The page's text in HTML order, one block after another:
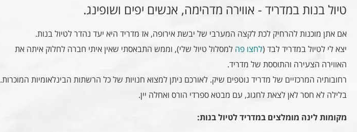
טיול בנות במדריד - אווירה מדהימה, אנשים יפים ושופינג.
אם אתן מוכנות להרחיק לכת לקצה המערבי של יבשת אירופה, אז מדריד היא יעד נהדר לטיול בנות.
יצא לי לטיול במדריד לבד (לחצו פה למסלול טיול שלי), וממש התבאסתי שאין איתי חברה לחלוק איתה את
האווירה הצעירה והתוססת של מדריד.
רחובותיה המרכזיים של מדריד נוטפים שיק. לאורכם ניתן למצוא חנויות של כל הרשתות הבינלאומיות המוכרות.
בלילה לא חסר לאן לצאת לחגוג, עם מבטא ספרדי הורס ואחלה יין.
מקומות לינה מומלצים במדריד לטיול בנות: